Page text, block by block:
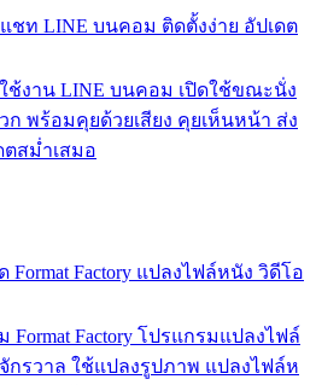
ชท LINE บนคอม ติดตั้งง่าย อัปเดต
ช้งาน LINE บนคอม เปิดใช้ขณะนั่ง
ก พร้อมคุยด้วยเสียง คุยเห็นหน้า ส่ง
ตสม่ำเสมอ
Format Factory แปลงไฟล์หนัง วิดีโอ
Factory โปรแกรมแปลงไฟล์
กรวาล ใช้แปลงรูปภาพ แปลงไฟล์ห